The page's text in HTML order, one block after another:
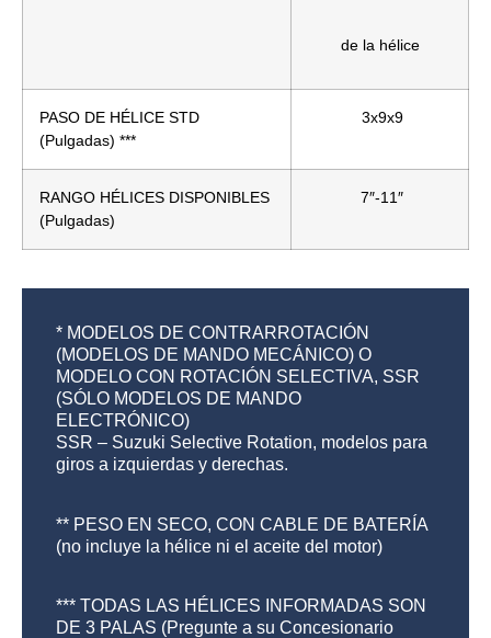
de la hélice
PASO DE HÉLICE STD
(Pulgadas) ***
3x9x9
RANGO HÉLICES DISPONIBLES
(Pulgadas)
7″-11″
* MODELOS DE CONTRARROTACIÓN
(MODELOS DE MANDO MECÁNICO) O
MODELO CON ROTACIÓN SELECTIVA, SSR
(SÓLO MODELOS DE MANDO
ELECTRÓNICO)
SSR – Suzuki Selective Rotation, modelos para
giros a izquierdas y derechas.
** PESO EN SECO, CON CABLE DE BATERÍA
(no incluye la hélice ni el aceite del motor)
*** TODAS LAS HÉLICES INFORMADAS SON
DE 3 PALAS (Pregunte a su Concesionario